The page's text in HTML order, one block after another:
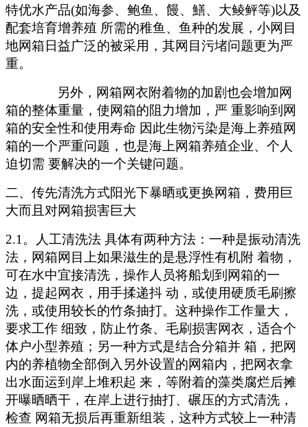
特优水产品(如海参、鲍鱼、饅、鱔、大鲮鲆等)以及
配套培育增养殖 所需的稚鱼、鱼种的发展，小网目
地网箱日益广泛的被采用，其网目污堵问题更为严
重。
另外，网箱网衣附着物的加剧也会增加网
箱的整体重量，使网箱的阻力增加，严 重影响到网
箱的安全性和使用寿命 因此生物污染是海上养殖网
箱的一个严重问题，也是海上网箱养殖企业、个人
迫切需 要解决的一个关键问题。
二、 传先清洗方式阳光下暴晒或更换网箱，费用巨
大而且对网箱损害巨大
2.1。人工清洗法 具体有两种方法：一种是振动清洗
法，网箱网目上如果滋生的是悬浮性有机附 着物，
可在水中宜接清洗，操作人员将船划到网箱的一
边，提起网衣，用手揉递抖 动，或使用硬质毛刷擦
洗，或使用较长的竹条抽打。这种操作工作量大，
要求工作 细致，防止竹条、毛刷损害网衣，适合个
体户小型养殖；另一种方式是结合分箱并 箱，把网
内的养植物全部倒入另外设置的网箱内，把网衣拿
出水面运到岸上堆积起 来，等附着的藻类腐烂后摊
开曝晒晒干，在岸上进行抽打、碾压的方式清洗，
检查 网箱无损后再重新组装，这种方式较上一种清